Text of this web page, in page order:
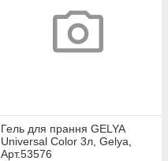
Гель для прання GELYA
Universal Color 3л, Gelya,
Арт.53576